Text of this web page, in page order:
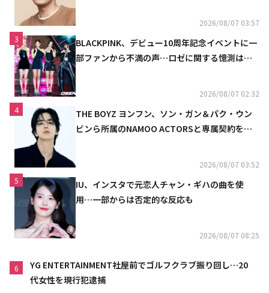
2026/08/07 03:57
3
BLACKPINK、デビュー10周年記念イベントに一
部ファンから不満の声…ロゼに関する憶測は否
2026/08/07 02:32
4
THE BOYZ ヨンフン、ソン・ガン＆パク・ウン
ビンら所属のNAMOO ACTORSと専属契約を締
2026/08/07 03:52
5
IU、インスタで元恋人チャン・ギハの曲を使
用…一部からは否定的な反応も
2026/08/07 08:25
6
YG ENTERTAINMENT社屋前でゴルフクラブ振り回し…20
代女性を現行犯逮捕